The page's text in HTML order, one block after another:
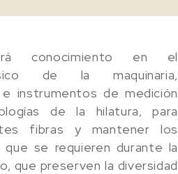
conocimiento en el
de la maquinaria,
instrumentos de medición
de la hilatura, para
fibras y mantener los
que se requieren durante la
que preserven la diversidad